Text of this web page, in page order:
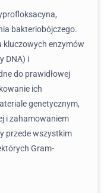
bakteriobójczego.
kluczowych enzymów
DNA) i
do prawidłowej
ich
genetycznym,
i zahamowaniem
przede wszystkim
Gram-